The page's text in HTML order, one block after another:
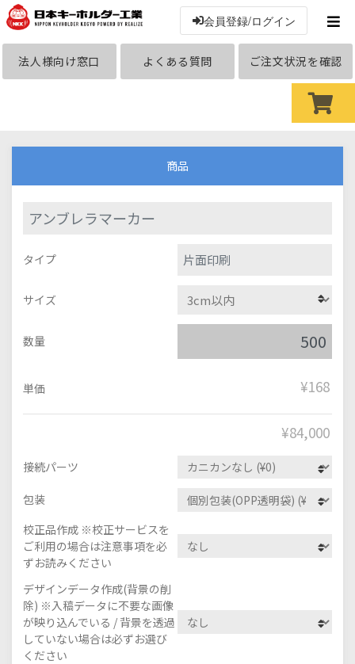
会員登録/ログイン
法人様向け窓口 よくある質問 ご注文状況を確認
商品
アンブレラマーカー
タイプ 片面印刷
サイズ
数量
単価 ¥168
¥84,000
接続パーツ
包装
校正品作成 ※校正サービスを
ご利用の場合は注意事項を必
ずお読みください
デザインデータ作成(背景の削
除) ※入稿データに不要な画像
が映り込んでいる / 背景を透過
していない場合は必ずお選び
ください